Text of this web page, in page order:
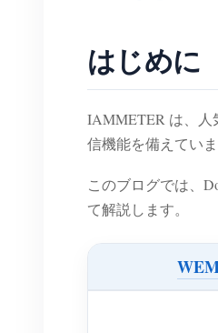
はじめに
IAMMETER は、人
信機能を備えてい
このブログでは、
て解説します。